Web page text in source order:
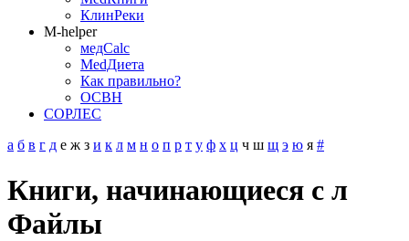
КлинРеки
M-helper
медCalc
MedДиета
Как правильно?
ОСВН
СОРЛЕС
а б в г д е ж з и к л м н о п р т у ф х ц ч ш щ э ю я #
Книги, начинающиеся с л
Файлы